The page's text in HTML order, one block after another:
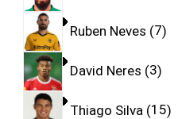
Ruben Neves 7
David Neres 3
Thiago Silva 15